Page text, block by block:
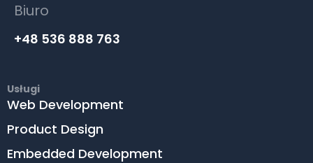
Biuro
+48 536 888 763
Usługi
Web Development
Product Design
Embedded Development